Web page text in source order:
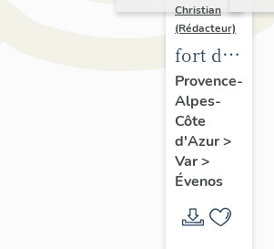
Christian
(Rédacteur)
fort du
Pipaudon
Provence-
Alpes-
Côte
d'Azur>
Var>
Évenos